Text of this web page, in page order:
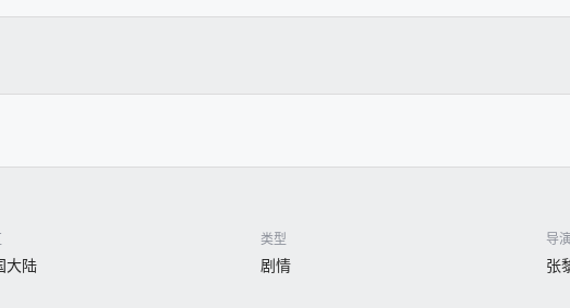
大陆
类型
剧情
导演
张